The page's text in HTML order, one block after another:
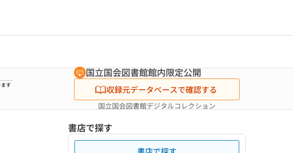
す
国立国会図書館館内限定公開
収録元データベースで確認する
国立国会図書館デジタルコレクション
書店で探す